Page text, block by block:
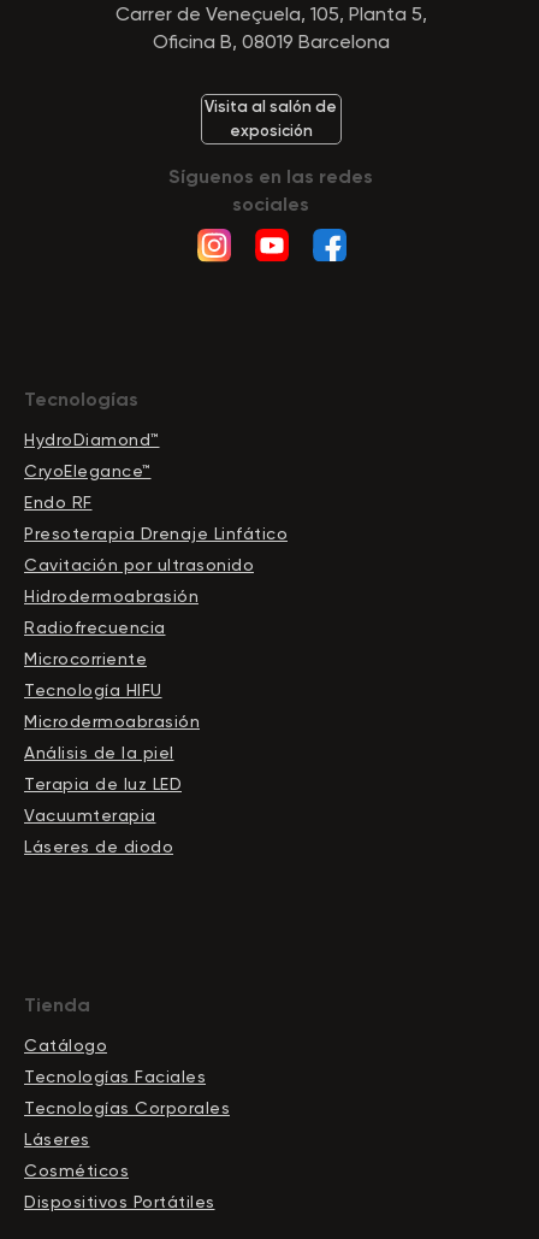
Carrer de Veneçuela, 105, Planta 5,
Oficina B, 08019 Barcelona
Visita al salón de
exposición
Síguenos en las redes
sociales
Tecnologías
HydroDiamond™
CryoElegance™
Endo RF
Presoterapia Drenaje Linfático
Cavitación por ultrasonido
Hidrodermoabrasión
Radiofrecuencia
Microcorriente
Tecnología HIFU
Microdermoabrasión
Análisis de la piel
Terapia de luz LED
Vacuumterapia
Láseres de diodo
Tienda
Catálogo
Tecnologías Faciales
Tecnologías Corporales
Láseres
Cosméticos
Dispositivos Portátiles